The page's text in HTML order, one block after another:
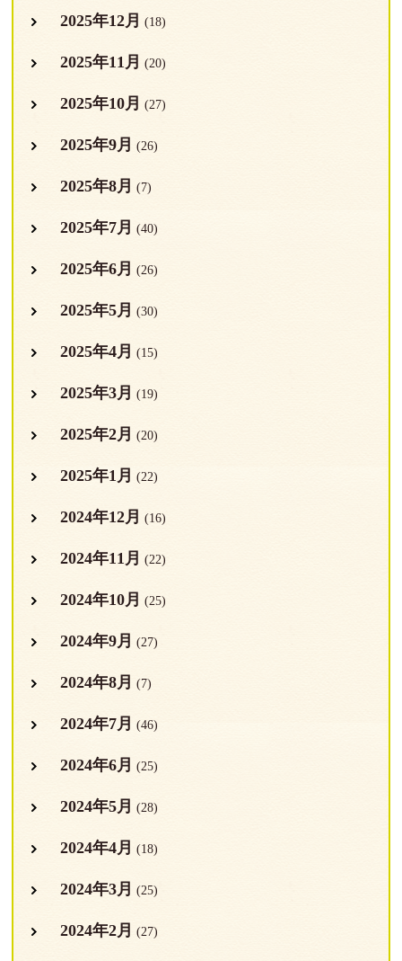
2025年12月 (18)
2025年11月 (20)
2025年10月 (27)
2025年9月 (26)
2025年8月 (7)
2025年7月 (40)
2025年6月 (26)
2025年5月 (30)
2025年4月 (15)
2025年3月 (19)
2025年2月 (20)
2025年1月 (22)
2024年12月 (16)
2024年11月 (22)
2024年10月 (25)
2024年9月 (27)
2024年8月 (7)
2024年7月 (46)
2024年6月 (25)
2024年5月 (28)
2024年4月 (18)
2024年3月 (25)
2024年2月 (27)